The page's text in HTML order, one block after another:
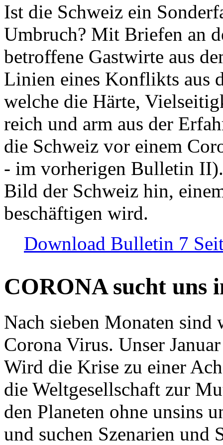
Ist die Schweiz ein
Umbruch? Mit Briefen an
betroffene Gastwirte aus
Linien eines Konflikts aus
welche die Härte,
reich und arm aus der
die Schweiz vor einem
- im vorherigen Bulletin
Bild der Schweiz hin,
beschäftigen wird.
Download Bulletin 7
CORONA sucht uns
Nach sieben Monaten
Corona Virus. Unser
Wird die Krise zu einer
die Weltgesellschaft zur
den Planeten ohne unsins
und suchen Szenarien und